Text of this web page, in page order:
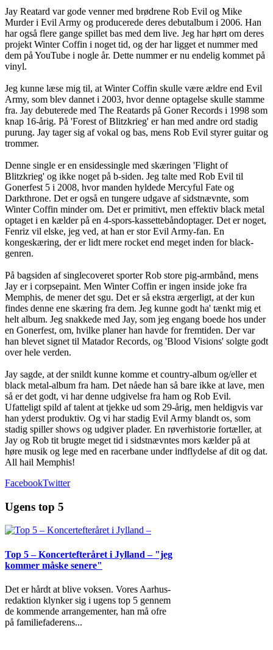
Jay Reatard var gode venner med brødrene Rob Evil og Mike
Murder i Evil Army og producerede deres debutalbum i 2006. Han
har også flere gange spillet bas med dem live. Jeg har hørt om deres
projekt Winter Coffin i noget tid, og der har ligget et nummer med
dem på YouTube i nogle år. Dette nummer er nu endelig kommet på
vinyl.
Jeg kunne læse mig til, at Winter Coffin skulle være ældre end Evil
Army, som blev dannet i 2003, hvor denne optagelse skulle stamme
fra. Jay debuterede med The Reatards på Goner Records i 1998 som
knap 16-årig. På 'Forest of Blitzkrieg' er han med andre ord stadig
purung. Jay tager sig af vokal og bas, mens Rob Evil styrer guitar og
trommer.
Denne single er en ensidessingle med skæringen 'Flight of
Blitzkrieg' og ikke noget på b-siden. Jeg talte med Rob Evil til
Gonerfest 5 i 2008, hvor manden hyldede Mercyful Fate og
Darkthrone. Det er også en tungere udgave af sidstnævnte, som
Winter Coffin minder om. Det er primitivt, men effektiv black metal
optaget i en kælder på en 4-spors-kassettebåndoptager. Det er noget,
Fenriz vil elske, jeg ved, at han er stor Evil Army-fan. En
kongeskæring, der er lidt mere rocket end meget inden for black-
genren.
På bagsiden af singlecoveret sporter Rob store pig-armbånd, mens
Jay er i corpsepaint. Men Winter Coffin er ingen inside joke fra
Memphis, de mener det sgu. Det er så ekstra ærgerligt, at der kun
findes denne ene skæring fra dem. Jeg kunne godt ha' tænkt mig et
helt album. Jeg snakkede med Jay, som jeg engang boede hos under
en Gonerfest, om, hvilke planer han havde for fremtiden. Der var
han blevet signet til Matador Records, og 'Blood Visions' solgte godt
over hele verden.
Jay sagde, at der snildt kunne komme et country-album og/eller et
black metal-album fra ham. Det nåede han så bare ikke at lave, men
så er det godt, vi har denne udgivelse fra ham og Rob Evil.
Ufatteligt spild af talent at tjekke ud som 29-årig, men heldigvis var
han yderst produktiv. Og vi har stadig Evil Army blandt os, som
stadig spiller shows og udgiver plader. En røverhistorie fortæller, at
Jay og Rob tit brugte meget tid i sidstnævntes mors kælder på at
høre musik og lege med en racerbane under indflydelse af dit og dat.
All hail Memphis!
FacebookTwitter
Ugens top 5
Top 5 – Koncertefteråret i Jylland – "jeg
kommer måske senere"
Det er hårdt at blive voksen. Vores Aarhus-
redaktion klynker sig i ugens top 5 gennem
de kommende arrangementer, han må ofre
på familiefaderens...